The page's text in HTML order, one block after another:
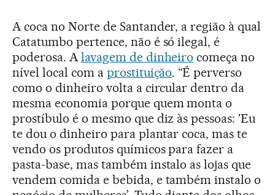
A coca no Norte de Santander, a região à qual
Catatumbo pertence, não é só ilegal, é
poderosa. Alavagem de dinheiro começa no
nível local com a prostituição. “É perverso
como o dinheiro volta a circular dentro da
mesma economia porque quem monta o
prostíbulo é o mesmo que diz às pessoas: 'Eu
te dou o dinheiro para plantar coca, mas te
vendo os produtos químicos para fazer a
pasta-base, mas também instalo as lojas que
vendem comida e bebida, e também instalo o